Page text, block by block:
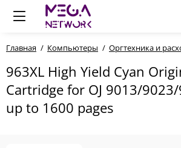
Главная Компьютеры Оргтехника и
963XL High Yield Cyan
Cartridge for OJ 9013/
up to 1600 pages